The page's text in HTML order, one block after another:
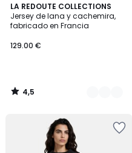
LA REDOUTE COLLECTIONS
Jersey de lana y cachemira,
fabricado en Francia
129.00 €
4,5
/ 5
5
Colores
4,5
/